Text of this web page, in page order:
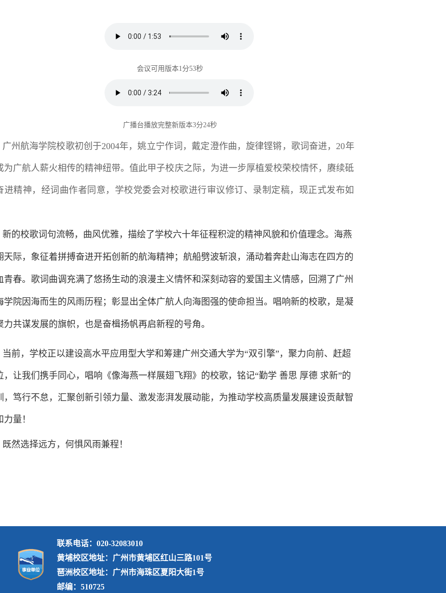
会议可用版本1分53秒
广播台播放完整新版本3分24秒
广州航海学院校歌初创于2004年，姚立宁作词，戴定澄作曲，旋律铿锵，歌词奋进，20年
为广航人薪火相传的精神纽带。值此甲子校庆之际，为进一步厚植爱校荣校情怀，赓续砥
进精神，经词曲作者同意，学校党委会对校歌进行审议修订、录制定稿，现正式发布如
新的校歌词句流畅，曲风优雅，描绘了学校六十年征程积淀的精神风貌和价值理念。海燕
天际，象征着拼搏奋进开拓创新的航海精神；航船劈波斩浪，涌动着奔赴山海志在四方的
青春。歌词曲调充满了悠扬生动的浪漫主义情怀和深刻动容的爱国主义情感，回溯了广州
学院因海而生的风雨历程；彰显出全体广航人向海图强的使命担当。唱响新的校歌，是凝
力共谋发展的旗帜，也是奋楫扬帆再启新程的号角。
当前，学校正以建设高水平应用型大学和筹建广州交通大学为“双引擎”，聚力向前、赶超
，让我们携手同心，唱响《像海燕一样展翅飞翔》的校歌，铭记“勤学 善思 厚德 求新”的
，笃行不怠，汇聚创新引领力量、激发澎湃发展动能，为推动学校高质量发展建设贡献智
力量！
既然选择远方，何惧风雨兼程！
联系电话：020-32083010
黄埔校区地址：广州市黄埔区红山三路101号
琶洲校区地址：广州市海珠区夏阳大街1号
邮编：510725